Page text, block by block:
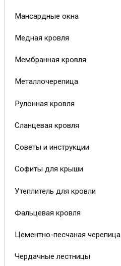
Мансардные окна
Медная кровля
Мембранная кровля
Металлочерепица
Рулонная кровля
Сланцевая кровля
Советы и инструкции
Софиты для крыши
Утеплитель для кровли
Фальцевая кровля
Цементно-песчаная черепица
Чердачные лестницы